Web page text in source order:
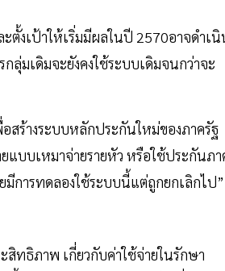
งเป้าให้เริ่มมีผลในปี 2570อาจดำเ
ลุ่มเดิมจะยังคงใช้ระบบเดิมจนกว่าจะ
อสร้างระบบหลักประกันใหม่ของภาครัฐ
แบบเหมาจ่ายรายหัว หรือใช้ประกันภ
มีการทดลองใช้ระบบนี้แต่ถูกยกเลิกไป”
ทธิภาพ เกี่ยวกับค่าใช้จ่ายในรักษา